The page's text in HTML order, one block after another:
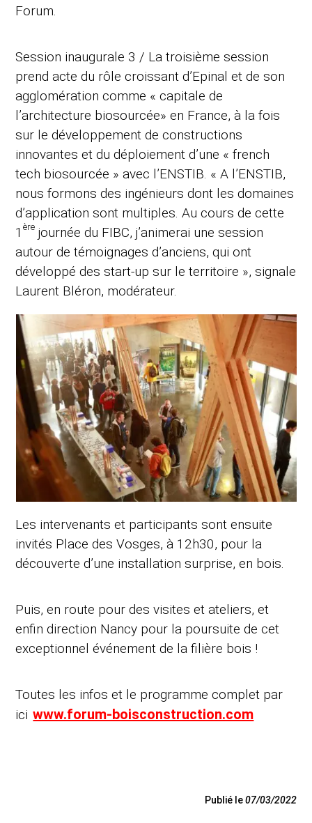
Forum.
Session inaugurale 3 / La troisième session
prend acte du rôle croissant d’Epinal et de son
agglomération comme « capitale de
l’architecture biosourcée» en France, à la fois
sur le développement de constructions
innovantes et du déploiement d’une « french
tech biosourcée » avec l’ENSTIB. « A l’ENSTIB,
nous formons des ingénieurs dont les domaines
d’application sont multiples. Au cours de cette
1ère journée du FIBC, j’animerai une session
autour de témoignages d’anciens, qui ont
développé des start-up sur le territoire », signale
Laurent Bléron, modérateur.
Les intervenants et participants sont ensuite
invités Place des Vosges, à 12h30, pour la
découverte d’une installation surprise, en bois.
Puis, en route pour des visites et ateliers, et
enfin direction Nancy pour la poursuite de cet
exceptionnel événement de la filière bois !
Toutes les infos et le programme complet par
ici www.forum-boisconstruction.com
Publié le07/03/2022